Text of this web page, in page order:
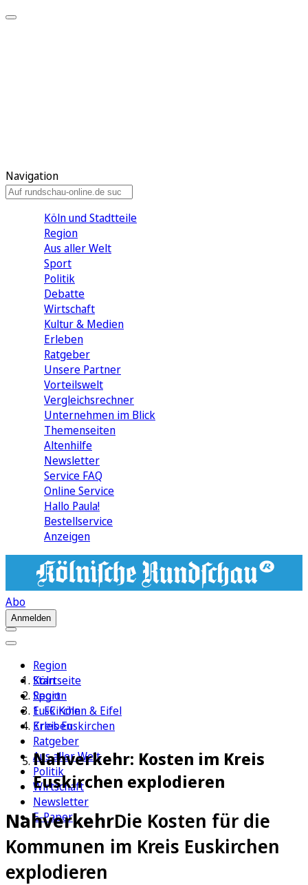
Navigation
Köln und Stadtteile
Region
Aus aller Welt
Sport
Politik
Debatte
Wirtschaft
Kultur & Medien
Erleben
Ratgeber
Unsere Partner
Vorteilswelt
Vergleichsrechner
Unternehmen im Blick
Themenseiten
Altenhilfe
Newsletter
Service FAQ
Online Service
Hallo Paula!
Bestellservice
Anzeigen
Abo
Anmelden
Region
Köln
Sport
1. FC Köln
Erleben
Ratgeber
Aus aller Welt
Politik
Wirtschaft
Newsletter
E-Paper
Startseite
Region
Euskirchen & Eifel
Kreis Euskirchen
Nahverkehr: Kosten im Kreis
Euskirchen explodieren
NahverkehrDie Kosten für die
Kommunen im Kreis Euskirchen
explodieren